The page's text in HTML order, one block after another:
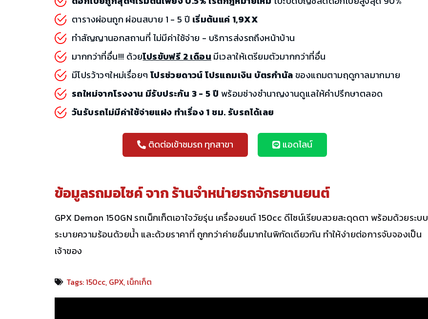
ตารางผ่อนถูก ผ่อนสบาย 1 - 5 ปี เริ่มต้นแค่ 1,9XX
ทำสัญญานอกสถานที่ ไม่มีค่าใช้จ่าย - บริการส่งรถถึงหน้าบ้าน
มากกว่าที่อื่น!!! ด้วยโปรขับฟรี 2 เดือน มีเวลาให้เตรียมตัวมากกว่าที่อื่น
มีโปรว้าวๆใหม่เรื่อยๆ โปรช่วยดาวน์ โปรแถมเงิน บัตรกำนัลของแถมตามฤดูกาลมากมาย
รถใหม่จากโรงงาน มีรับประกัน 3 - 5 ปี พร้อมช่างชำนาญงานดูแลให้คำปรึกษาตลอด
วันรับรถไม่มีค่าใช้จ่ายแฝง ทำเรื่อง 1 ชม. รับรถได้เลย
ติดต่อเข้าชมรถ ทุกสาขา แอดไลน์
ข้อมูลรถมอไซค์ จากร้านจำหน่ายรถจักรยานยนต์
GPX Demon 150GN รถเน็กเก็ตเอาใจวัยรุ่น เครื่องยนต์ 150cc ดีไซน์เรียบสวยสะดุดตา พร้อมด้วยระบบ
ระบายความร้อนด้วยน้ำ และด้วยราคาที่ ถูกกว่าค่ายอื่นมากในพิกัดเดียวกัน ทำให้ง่ายต่อการจับจองเป็น
เจ้าของ
Tags:150cc, GPX, เน็กเก็ต